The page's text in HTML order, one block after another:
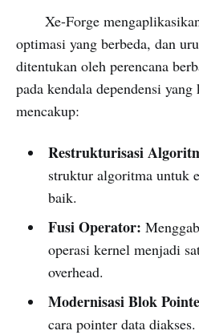
Xe-Forge mengaplikasikan
optimasi yang berbeda, dan
ditentukan oleh perencana
pada kendala dependensi
mencakup:
Restrukturisasi
struktur algoritma untuk
baik.
Fusi Operator:
operasi kernel menjadi
overhead.
Modernisasi Blok
cara pointer data diakses.